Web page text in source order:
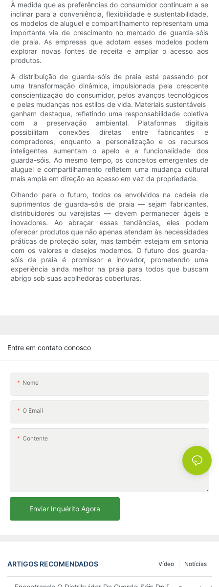
À medida que as preferências do consumidor continuam a se
inclinar para a conveniência, flexibilidade e sustentabilidade,
os modelos de aluguel e compartilhamento representam uma
importante via de crescimento no mercado de guarda-sóis
de praia. As empresas que adotam esses modelos podem
explorar novas fontes de receita e ampliar o acesso aos
produtos.
A distribuição de guarda-sóis de praia está passando por
uma transformação dinâmica, impulsionada pela crescente
conscientização do consumidor, pelos avanços tecnológicos
e pelas mudanças nos estilos de vida. Materiais sustentáveis ​​
ganham destaque, refletindo uma responsabilidade coletiva
com a preservação ambiental. Plataformas digitais
possibilitam conexões diretas entre fabricantes e
compradores, enquanto a personalização e os recursos
inteligentes aumentam o apelo e a funcionalidade dos
guarda-sóis. Ao mesmo tempo, os conceitos emergentes de
aluguel e compartilhamento refletem uma mudança cultural
mais ampla em direção ao acesso em vez da propriedade.
Olhando para o futuro, todos os envolvidos na cadeia de
suprimentos de guarda-sóis de praia — sejam fabricantes,
distribuidores ou varejistas — devem permanecer ágeis e
inovadores. Ao abraçar essas tendências, eles podem
oferecer produtos que não apenas atendam às necessidades
práticas de proteção solar, mas também estejam em sintonia
com os valores e desejos modernos. O futuro dos guarda-
sóis de praia é promissor e inovador, prometendo uma
experiência ainda melhor na praia para todos que buscam
abrigo sob suas acolhedoras coberturas.
Entre em contato conosco
Nome
O Email
Contente
Enviar Inquérito Agora
ARTIGOS RECOMENDADOS Notícias
Vídeo